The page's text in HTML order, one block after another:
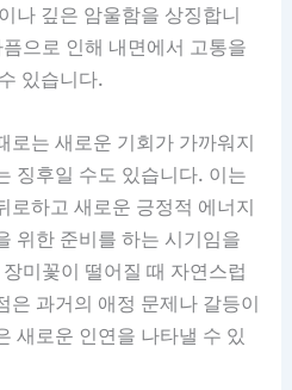
나 깊은 암울함을 상징합니
으로 인해 내면에서 고통을
있습니다.
로는 새로운 기회가 가까워지
징후일 수도 있습니다. 이는
로하고 새로운 긍정적 에너지
위한 준비를 하는 시기임을
미꽃이 떨어질 때 자연스럽
은 과거의 애정 문제나 갈등이
새로운 인연을 나타낼 수 있